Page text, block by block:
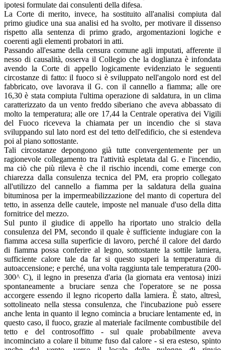
ipotesi formulate dai consulenti della difesa.
La Corte di merito, invece, ha sostituito all'analisi compiuta dal
primo giudice una sua analisi ed ha svolto, per motivare il dissenso
rispetto alla sentenza di primo grado, argomentazioni logiche e
coerenti agli elementi probatori in atti.
Passando all'esame della censura comune agli imputati, afferente il
nesso di causalità, osserva il Collegio che la doglianza è infondata
avendo la Corte di appello logicamente evidenziato le seguenti
circostanze di fatto: il fuoco si è sviluppato nell'angolo nord est del
fabbricato, ove lavorava il G. con il cannello a fiamma; alle ore
16,30 è stata compiuta l'ultima operazione di saldatura, in un clima
caratterizzato da un vento freddo siberiano che aveva abbassato di
molto la temperatura; alle ore 17,44 la Centrale operativa dei Vigili
del Fuoco riceveva la chiamata per un incendio che si stava
sviluppando sul lato nord est del tetto dell'edificio, che si estendeva
poi al piano sottostante.
Tali circostanze depongono già tutte convergentemente per un
ragionevole collegamento tra l'attività espletata dal G. e l'incendio,
ma ciò che più rileva è che il rischio incendi, come emerge con
chiarezza dalla consulenza tecnica del PM, era proprio collegato
all'utilizzo del cannello a fiamma per la saldatura della guaina
bituminosa per la impermeabilizzazione del manto di copertura del
tetto, in assenza delle cautele, imposte nel manuale d'uso della ditta
fornitrice del mezzo.
Sul punto il giudice di appello ha riportato uno stralcio della
consulenza del PM, secondo il quale è sufficiente indugiare con la
fiamma accesa sulla superficie di lavoro, perché il calore del dardo
di fiamma possa conferire al legno, sottostante la sottile lamiera,
sufficiente calore tale da far si questo superi la temperatura di
autoaccensione; e perché, una volta raggiunta tale temperatura (200-
300^ C), il legno in presenza d'aria (la giornata era ventosa) inizi
spontaneamente a bruciare senza che l'operatore se ne possa
accorgere essendo il legno ricoperto dalla lamiera. È stato, altresì,
sottolineato nella stessa consulenza, che l'incubazione può essere
anche lenta in quanto il legno comincia a bruciare lentamente ed, in
questo caso, il fuoco, grazie al materiale facilmente combustibile del
tetto e del controsoffitto - sul quale probabilmente aveva
incominciato a colare il bitume fuso dal calore - si era esteso, spinto